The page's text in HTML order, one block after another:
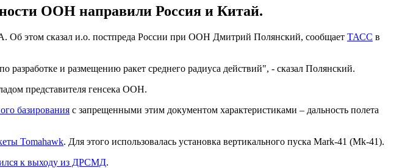
ООН направили Россия и Китай.
Об этом сказал и.о. постпреда России при ООН Дмитрий Полянский, сообщает ТАСС в
и размещению ракет среднего радиуса действий", - сказал Полянский.
представителя генсека ООН.
базирования с запрещенными этим документом характеристиками – дальность полета
Tomahawk. Для этого использовалась установка вертикального пуска Mark-41 (Mk-41).
к выходу из ДРСМД.